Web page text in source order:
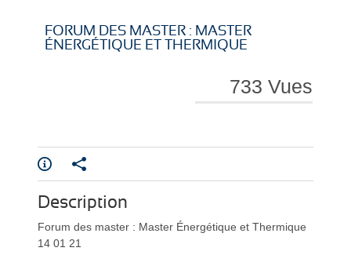
i
e
i
e
FORUM DES MASTER : MASTER
ÉNERGÉTIQUE ET THERMIQUE
733 Vues
Description
Forum des master : Master Énergétique et Thermique
14 01 21